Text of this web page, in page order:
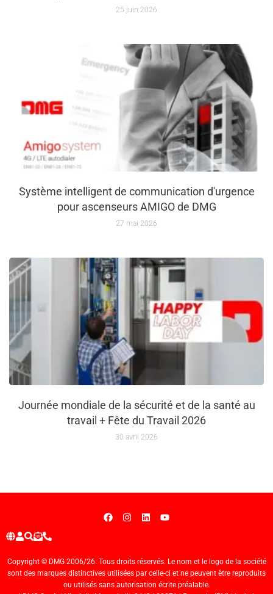
25 juin 2026
Système intelligent de communication d'urgence
pour ascenseurs AMIGO de DMG
27 mai 2026
Journée mondiale de la sécurité et de la santé au
travail + Fête du Travail 2026
30 avril 2026
Copyright © DMG 2006/26. Tous droits réservés. Le nom et le logo de la société
sont des marques distinctives utilisées par celle-ci et ne peuvent être reproduits
ou utilisés sans autorisation écrite préalable.